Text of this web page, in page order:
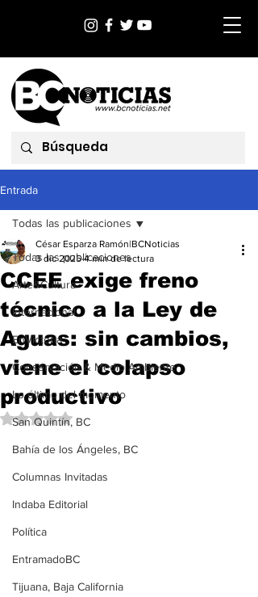
Entrada
Todas las publicaciones
Arte&Cultura
Internacional
EnVictoria
Conservación & Medio Ambiente
Lo último del momento
San Quintín, BC
Bahía de los Ángeles, BC
Columnas Invitadas
Indaba Editorial
Política
EntramadoBC
Tijuana, Baja California
Todas las publicaciones
CCEE exige freno
técnico a la Ley de
Aguas: sin cambios,
viene el colapso
productivo
César Esparza Ramón|BCNoticias
3 dic 2025 4 min de lectura
Obtuvo NaN de 5 estrellas.